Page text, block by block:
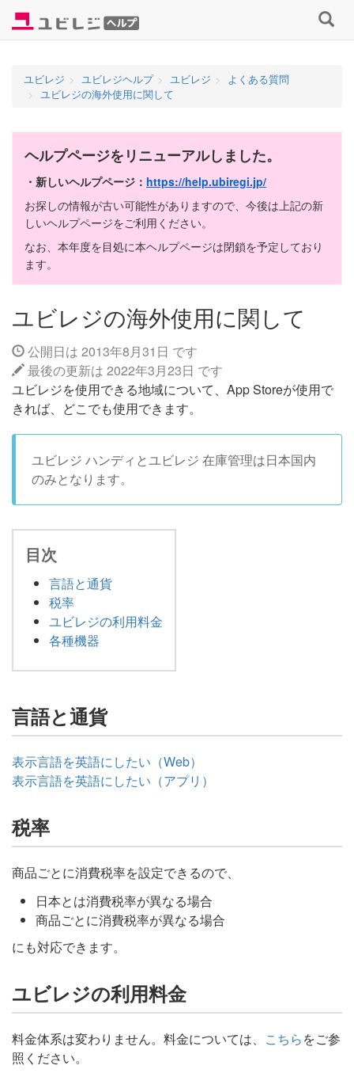
テ
検
索
ユビレジ ユビレジヘルプ ユビレジ
よくある質問
ユビレジの海外使用に関して
ヘルプページをリニューアルしました。
・新しいヘルプページ： https://help.ubiregi.jp/
お探しの情報が古い可能性がありますので、今後は上記の新
しいヘルプページをご利用ください。
なお、本年度を目処に本ヘルプページは閉鎖を予定しており
ます。
ユビレジの海外使用に関して
公開日は 2013年8月31日 です
最後の更新は 2022年3月23日 です
ユビレジを使用できる地域について、App Storeが使用で
きれば、どこでも使用できます。
ユビレジ ハンディとユビレジ 在庫管理は日本国内
のみとなります。
目次
言語と通貨
税率
ユビレジの利用料金
各種機器
言語と通貨
表示言語を英語にしたい（Web）
表示言語を英語にしたい（アプリ）
税率
商品ごとに消費税率を設定できるので、
日本とは消費税率が異なる場合
商品ごとに消費税率が異なる場合
にも対応できます。
ユビレジの利用料金
料金体系は変わりません。料金については、 こちらをご参
照ください。